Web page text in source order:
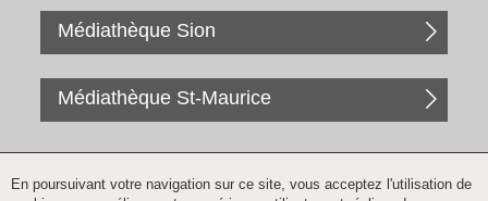
Médiathèque Sion
Médiathèque St-Maurice
En poursuivant votre navigation sur ce site, vous acceptez l'utilisation de